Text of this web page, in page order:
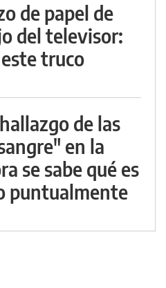
de papel de
del televisor:
truco
de las
en la
se sabe qué es
puntualmente